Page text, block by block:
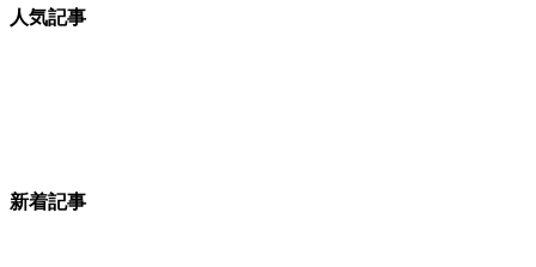
人気記事
新着記事